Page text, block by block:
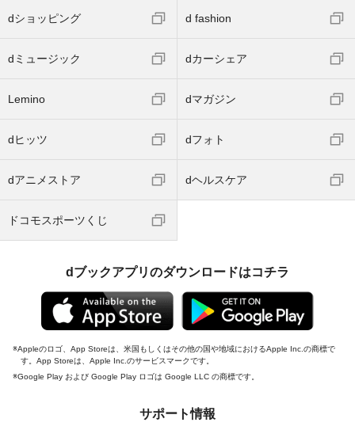
dショッピング d fashion
dミュージック dカーシェア
Lemino dマガジン
dヒッツ dフォト
dアニメストア dヘルスケア
ドコモスポーツくじ
dブックアプリのダウンロードはコチラ
Appleのロゴ、App Storeは、米国もしくはその他の国や地域におけるApple Inc.の商標で
す。App Storeは、Apple Inc.のサービスマークです。
Google Play および Google Play ロゴは Google LLC の商標です。
サポート情報